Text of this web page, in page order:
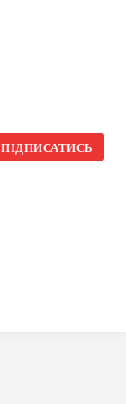
ПІДПИСАТИСЬ